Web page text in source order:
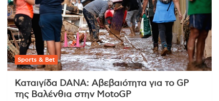
Sports & Bet
Καταιγίδα DANA: Αβεβαιότητα για το GP
της Βαλένθια στην MotoGP